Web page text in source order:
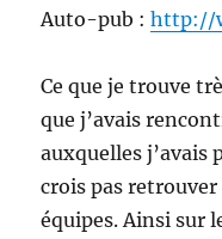
Auto-pub :http://
Ce que je trouve
que j’avais
auxquelles j’avais
crois pas
équipes. Ainsi sur